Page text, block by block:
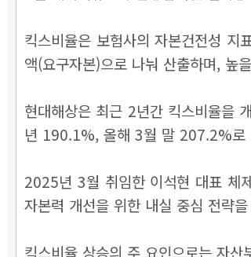
킥스비율은 보험사의 자본건전성 지
액(요구자본)으로 나눠 산출하며, 높
현대해상은 최근 2년간 킥스비율을
년 190.1%, 올해 3월 말 207.2%로
2025년 3월 취임한 이석현 대표 체
자본력 개선을 위한 내실 중심 전략
킥스비율 상승의 주 요인으로는 자